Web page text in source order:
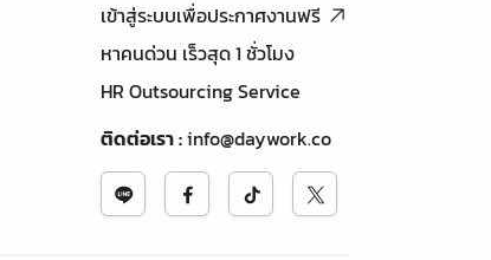
เข้าสู่ระบบเพื่อประกาศงานฟรี
หาคนด่วน เร็วสุด 1 ชั่วโมง
HR Outsourcing Service
ติดต่อเรา:info@daywork.co